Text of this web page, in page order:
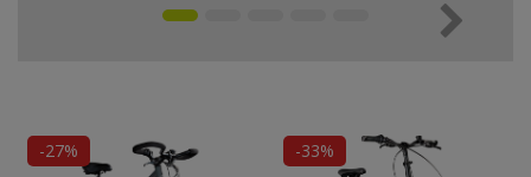
Geschlecht
-27% -33%